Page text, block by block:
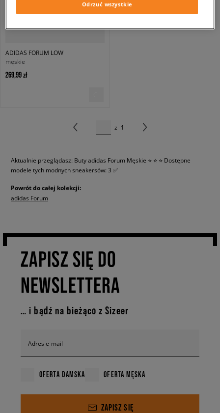
ADIDAS FORUM LOW
męskie
269,99 zł
z 1
Aktualnie przeglądasz: Buty adidas Forum Męskie ⭐ ⭐ ⭐ Dostępne
modele tych modnych sneakersów: 3 ✅
Powrót do całej kolekcji:
adidas Forum
ZAPISZ SIĘ DO
NEWSLETTERA
… i bądź na bieżąco z Sizeer
Adres e-mail
OFERTA DAMSKA OFERTA MĘSKA
ZAPISZ SIĘ
Odrzuć wszystkie